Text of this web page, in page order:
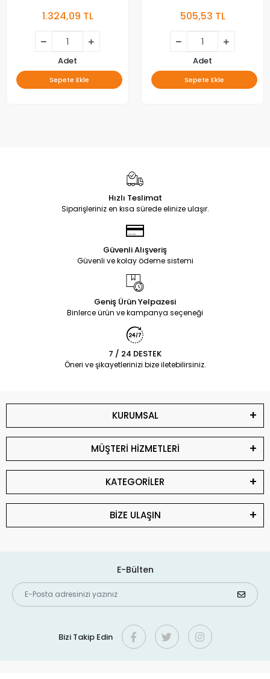
1.324,09 TL
Adet
Sepete Ekle
505,53 TL
Adet
Sepete Ekle
Hızlı Teslimat
Siparişleriniz en kısa sürede elinize ulaşır.
Güvenli Alışveriş
Güvenli ve kolay ödeme sistemi
Geniş Ürün Yelpazesi
Binlerce ürün ve kampanya seçeneği
7 / 24 DESTEK
Öneri ve şikayetlerinizi bize iletebilirsiniz.
KURUMSAL
MÜŞTERİ HİZMETLERİ
KATEGORİLER
BİZE ULAŞIN
E-Bülten
Bizi Takip Edin